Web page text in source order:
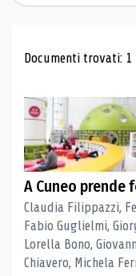
Risultati
Documenti trovati: 1
A Cuneo prende
Claudia Filippazzi,
Fabio Guglielmi,
Lorella Bono,
Chiavero, Michela